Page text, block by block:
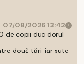
07/08/2026 13:42
de copii duc dorul
două tări, iar sute